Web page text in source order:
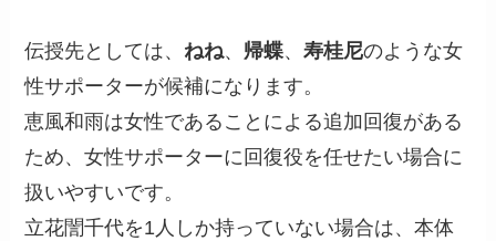
伝授先としては、 ねね、 帰蝶、寿桂尼のような女
性サポーターが候補になります。
恵風和雨は女性であることによる追加回復がある
ため、女性サポーターに回復役を任せたい場合に
扱いやすいです。
立花誾千代を1人しか持っていない場合は、本体